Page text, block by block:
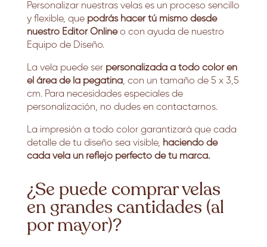
Personalizar nuestras velas es un proceso sencillo
y flexible, que podrás hacer tú mismo desde
nuestro Editor Onlineo con ayuda de nuestro
Equipo de Diseño.
La vela puede ser personalizada a todo color en
el área de la pegatina, con un tamaño de 5 x 3,5
cm. Para necesidades especiales de
personalización, no dudes en contactarnos.
La impresión a todo color garantizará que cada
detalle de tu diseño sea visible, haciendo de
cada vela un reflejo perfecto de tu marca.
¿Se puede comprar velas
en grandes cantidades (al
por mayor)?